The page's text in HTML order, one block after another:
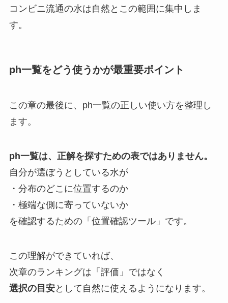
コンビニ流通の水は自然とこの範囲に集中しま
す。
ph一覧をどう使うかが最重要ポイント
この章の最後に、ph一覧の正しい使い方を整理し
ます。
ph一覧は、正解を探すための表ではありません。
自分が選ぼうとしている水が
・分布のどこに位置するのか
・極端な側に寄っていないか
を確認するための「位置確認ツール」です。
この理解ができていれば、
次章のランキングは「評価」ではなく
選択の目安として自然に使えるようになります。